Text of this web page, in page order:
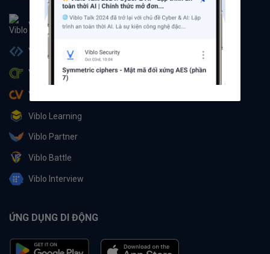
Viblo
Viblo Code
Viblo CTF
Viblo CV
Viblo Learning
Viblo Partner
Viblo Battle
Viblo Interview
ỨNG DỤNG DI ĐỘNG